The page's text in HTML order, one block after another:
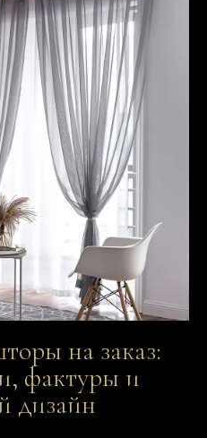
на заказ:
фактуры и
дизайн